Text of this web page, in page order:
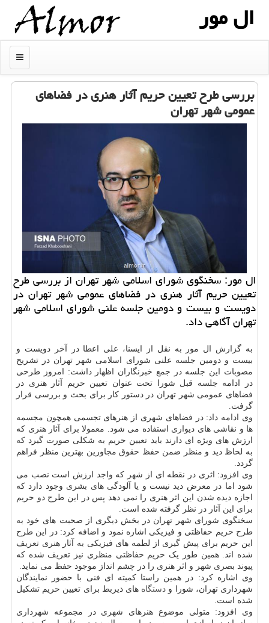
ال مور
منو
بررسی طرح تعیین حریم آثار هنری در فضاهای
عمومی شهر تهران
ال مور: سخنگوی شورای اسلامی شهر تهران از بررسی طرح
تعیین حریم آثار هنری در فضاهای عمومی شهر تهران در
دویست و بیست و دومین جلسه علنی شورای اسلامی شهر
تهران آگاهی داد.
به گزارش ال مور به نقل از ایسنا، علی اعطا در آخر دویست و
بیست و دومین جلسه علنی شورای اسلامی شهر تهران در تشریح
مصوبات این جلسه در جمع خبرنگاران اظهار داشت: امروز طرحی
در ادامه جلسه قبل شورا تحت عنوان تعیین حریم آثار هنری در
فضاهای عمومی شهر تهران در دستور کار برای بحث و بررسی قرار
گرفت.
وی ادامه داد: در فضاهای شهری از هنرهای تجسمی همچون مجسمه
ها و نقاشی های دیواری استفاده می شود. معمولا برای آثار هنری که
ارزش های ویژه ای دارند باید تعیین حریم به شکلی صورت گیرد که
به لحاظ دید و منظر ضمن حفظ حقوق مجاورین بهترین منظر فراهم
گردد.
وی افزود: اثری در نقطه ای از شهر که واجد ارزش است نصب می
شود اما در معرض دید نیست و یا آلودگی های بشری وجود دارد که
اجازه دیده شدن این اثر هنری را نمی دهد پس در این طرح دو حریم
برای این آثار در نظر گرفته شده است.
سخنگوی شورای شهر تهران در بخش دیگری از صحبت های خود به
طرح حریم حفاظتی و فیزیکی اشاره نمود و اضافه کرد: در این طرح
این حریم برای پیش گیری از لطمه های فیزیکی به آثار هنری تعریف
شده اند. همین طور یک حریم حفاظتی منظری نیز تعریف شده که
پیوند بصری شهر و اثر هنری را در چشم انداز موجود حفظ می نماید.
وی اشاره کرد: در همین راستا کمیته ای فنی با حضور نمایندگان
شهرداری تهران، شورا و دستگاه های ذیربط برای تعیین حریم تشکیل
شده است.
وی افزود: متولی موضوع هنرهای شهری در مجموعه شهرداری